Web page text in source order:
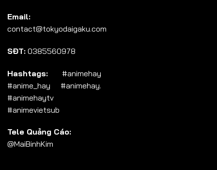
Email:
contact@tokyodaigaku.com
SĐT: 0385560978
Hashtags: #animehay
#anime_hay #animehay.
#animehaytv
#animevietsub
Tele Quảng Cáo:
@MaiBinhKim